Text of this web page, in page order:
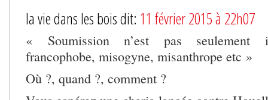
la vie dans les bois dit: 11 février 2015 à 22h07
« Soumission n’est pas seulement
francophobe, misogyne, misanthrope etc »
Où ?, quand ?, comment ?